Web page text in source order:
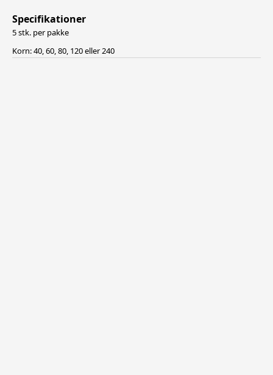
Specifikationer
5 stk. per pakke
Korn: 40, 60, 80, 120 eller 240